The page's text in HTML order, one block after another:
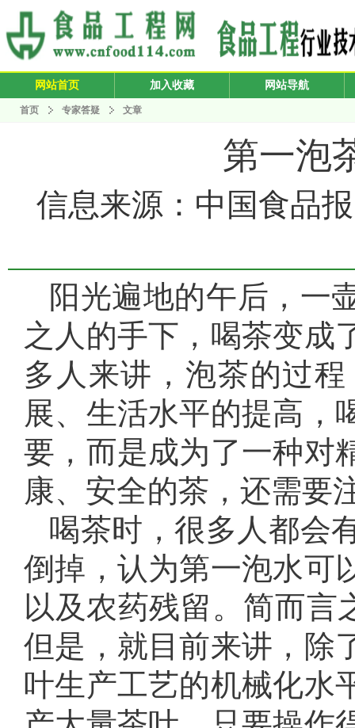
网站首页 加入收藏 网站导航
首页 专家答疑 文章
第一泡
信息来源：中国食品
阳光遍地的午后，
之人的手下，喝茶变成
多人来讲，泡茶的过
展、生活水平的提高，
要，而是成为了一种对
康、安全的茶，还需要
喝茶时，很多人都会
倒掉，认为第一泡水可
以及农药残留。简而言
但是，就目前来讲，除
叶生产工艺的机械化水